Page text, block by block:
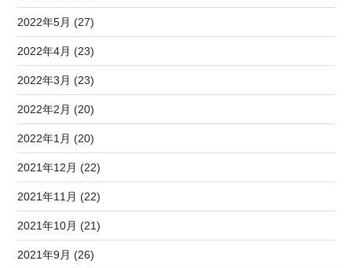
2022年5月 (27)
2022年4月 (23)
2022年3月 (23)
2022年2月 (20)
2022年1月 (20)
2021年12月 (22)
2021年11月 (22)
2021年10月 (21)
2021年9月 (26)